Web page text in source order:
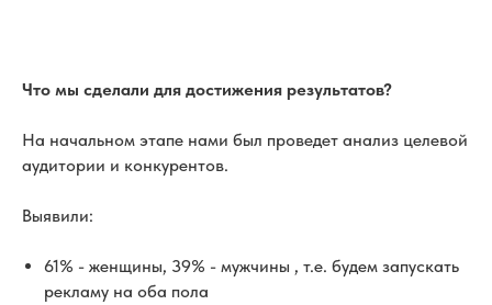
Что мы сделали для достижения результатов?
На начальном этапе нами был проведет анализ целевой
аудитории и конкурентов.
Выявили:
61% - женщины, 39% - мужчины , т.е. будем запускать
рекламу на оба пола